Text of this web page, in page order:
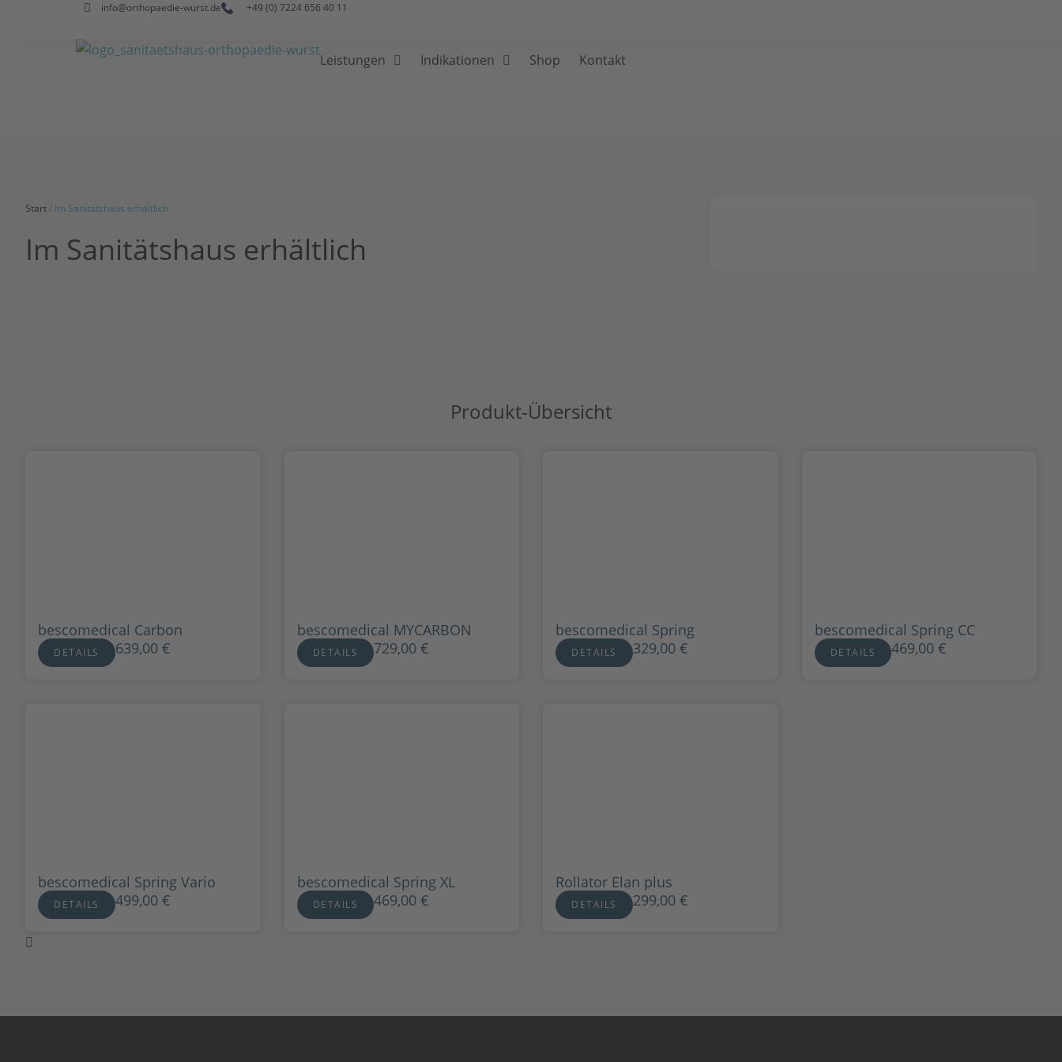
info@orthopaedie-wurst.de +49 (0) 7224 656 40 11
Leistungen Indikationen Shop Kontakt
Start/ Im Sanitätshaus erhältlich
Im Sanitätshaus erhältlich
Produkt-Übersicht
bescomedical Carbon
DETAILS 639,00 €
bescomedical MYCARBON
DETAILS 729,00 €
bescomedical Spring
DETAILS 329,00 €
bescomedical Spring CC
DETAILS 469,00 €
bescomedical Spring Vario
DETAILS 499,00 €
bescomedical Spring XL
DETAILS 469,00 €
Rollator Elan plus
DETAILS 299,00 €